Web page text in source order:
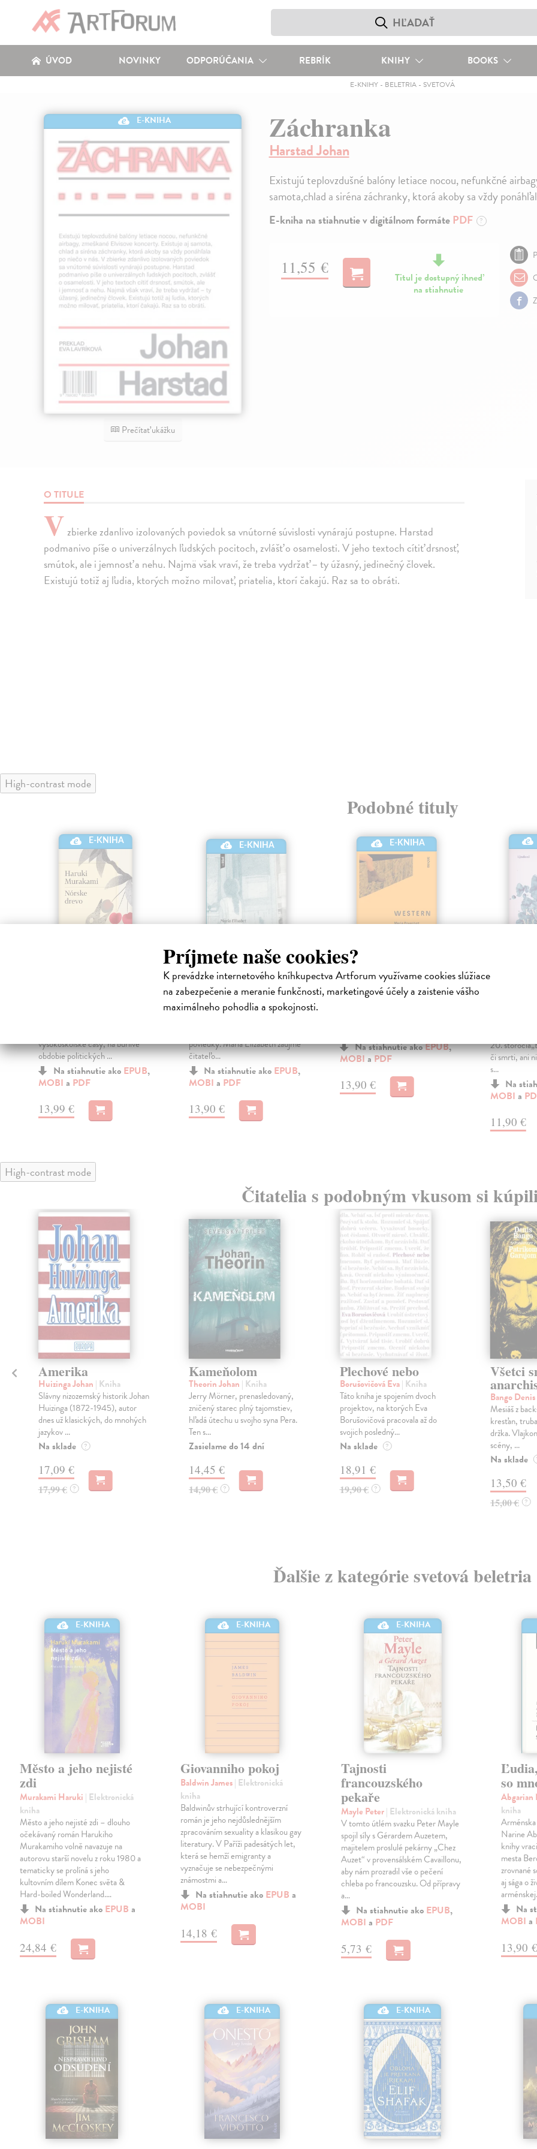
Príjmete naše cookies?
K prevádzke internetového kníhkupectva Artforum využívame cookies slúžiace
na zabezpečenie a meranie funkčnosti, marketingové účely a zaistenie vášho
maximálneho pohodlia a spokojnosti.
ÚVOD NOVINKY ODPORÚČANIA REBRÍK KNIHY BOOKS
E-KNIHY - BELETRIA - SVETOVÁ
E-KNIHA
Prečítať ukážku
Záchranka
Harstad Johan
Existujú teplovzdušné balóny letiace nocou, nefunkčné
samota,chlad a siréna záchranky, ktorá akoby sa vždy
E-kniha na stiahnutie v digitálnom formátePDF ?
11,55 €
Titul je dostupný ihneď
na stiahnutie
O TITULE
Vzbierke zdanlivo izolovaných poviedok sa vnútorné súvislosti vynárajú postupne. Harstad
podmanivo píše o univerzálnych ľudských pocitoch, zvlášť o osamelosti. V jeho textoch cítiť drsnosť,
smútok, ale i jemnosť a nehu. Najmä však vraví, že treba vydržať – ty úžasný, jedinečný človek.
Existujú totiž aj ľudia, ktorých možno milovať, priatelia, ktorí čakajú. Raz sa to obráti.
High-contrast mode
Podobné tituly
E-KNIHA
vysokoškolské časy, na búrlivé
obdobie politických ...
Na stiahnutie ako EPUB,
MOBI a PDF
13,99 €
E-KNIHA
Izba v inom svete
Bragadóttir Elísabet María|
Elektronická kniha
poviedky. María Elízabeth zaujme
čitateľo...
Na stiahnutie ako EPUB,
MOBI a PDF
13,90 €
E-KNIHA
Western
Pourchet Maria| Elektronická
Na stiahnutie akoEPUB,
MOBIaPDF
13,90 €
Kvety pre
20.
či smrti, ani
s...
Na
MOBI a
11,90 €
High-contrast mode
Čitatelia s podobným vkusom si
Amerika
Huizinga Johan | Kniha
Slávny nizozemský historik Johan
Huizinga (1872-1945), autor
dnes už klasických, do mnohých
jazykov ...
Na sklade ?
17,09 €
17,99 € ?
Kameňolom
Theorin Johan | Kniha
Jerry Mörner, prenasledovaný,
zničený starec plný tajomstiev,
hľadá útechu u svojho syna Pera.
Ten s...
Zasielame do 14 dní
14,45 €
14,90 € ?
Plechové nebo
Borušovičová Eva| Kniha
Táto kniha je spojením dvoch
projektov, na ktorých Eva
Borušovičová pracovala až do
svojich posledný...
Na sklade ?
18,91 €
19,90 € ?
Všetci
Bango Denis
Mesiáš z
kresťan,
držka.
scény, ...
Na sklade
13,50 €
15,00 € ?
Ďalšie z kategórie svetová beletria
E-KNIHA
Město a jeho nejisté
zdi
Murakami Haruki | Elektronická
kniha
Město a jeho nejisté zdi – dlouho
očekávaný román Harukiho
Murakamiho volně navazuje na
autorovu starší novelu z roku 1980 a
tematicky se prolíná s jeho
kultovním dílem Konec světa &
Hard-boiled Wonderland.…
Na stiahnutie ako EPUB a
MOBI
24,84 €
E-KNIHA
Giovanniho pokoj
Baldwin James| Elektronická
kniha
Baldwinův strhující kontroverzní
román je jeho nejdůslednějším
zpracováním sexuality a klasikou gay
literatury. V Paříži padesátých let,
která se hemží emigranty a
vyznačuje se nebezpečnými
známostmi a…
Na stiahnutie ako EPUB a
MOBI
14,18 €
E-KNIHA
Tajnosti
francouzského
pekaře
Mayle Peter| Elektronická kniha
V tomto útlém svazku Peter Mayle
spojil síly s Gérardem Auzetem,
majitelem proslulé pekárny „Chez
Auzet“ v provensálském Cavaillonu,
aby nám prozradil vše o pečení
chleba po francouzsku. Od přípravy
a…
Na stiahnutie ako EPUB,
MOBI a PDF
5,73 €
so
Abgarian
kniha
Narine
knihy
mesta
zrovnané
aj sága o
Na
MOBI a
13,90 €
E-KNIHA E-KNIHA E-KNIHA